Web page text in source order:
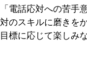
「電話応対への苦手
対のスキルに磨きを
目標に応じて楽しみ